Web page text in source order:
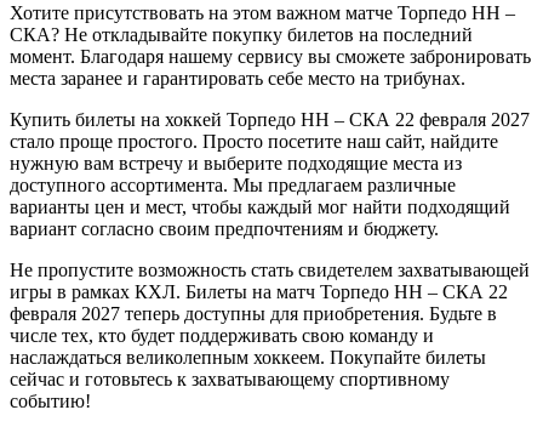
Хотите присутствовать на этом важном матче Торпедо НН –
СКА? Не откладывайте покупку билетов на последний
момент. Благодаря нашему сервису вы сможете забронировать
места заранее и гарантировать себе место на трибунах.
Купить билеты на хоккей Торпедо НН – СКА 22 февраля 2027
стало проще простого. Просто посетите наш сайт, найдите
нужную вам встречу и выберите подходящие места из
доступного ассортимента. Мы предлагаем различные
варианты цен и мест, чтобы каждый мог найти подходящий
вариант согласно своим предпочтениям и бюджету.
Не пропустите возможность стать свидетелем захватывающей
игры в рамках КХЛ. Билеты на матч Торпедо НН – СКА 22
февраля 2027 теперь доступны для приобретения. Будьте в
числе тех, кто будет поддерживать свою команду и
наслаждаться великолепным хоккеем. Покупайте билеты
сейчас и готовьтесь к захватывающему спортивному
событию!